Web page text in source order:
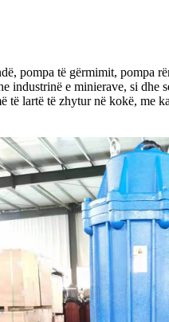
pompa të gërmimit, pompa
e minierave, si
lartë të zhytur në kokë, me